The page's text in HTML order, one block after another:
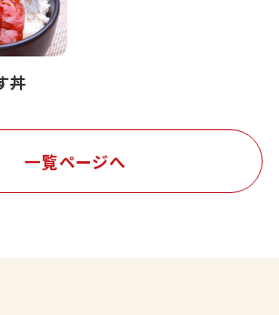
丼
一覧ページへ